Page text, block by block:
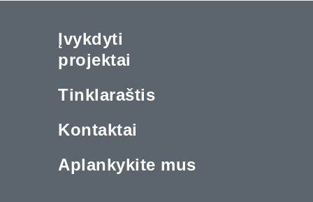
Įvykdyti
projektai
Tinklaraštis
Kontaktai
Aplankykite mus